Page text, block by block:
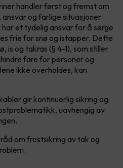
handler først og fremst om
og farlige situasjoner
et tydelig ansvar for å sørge
frie for snø og istapper. Dette
is og takras (§ 4-1), som stiller
fare for personer og
ikke overholdes, kan
gir kontinuerlig sikring og
uavhengig av
om frostsikring av tak og